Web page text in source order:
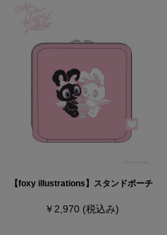
【foxy illustrations】スタンドポーチ
￥2,970 (税込み)